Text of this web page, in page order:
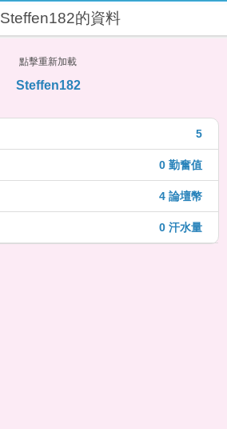
Steffen182的資料
點擊重新加載
Steffen182
5
0 勤奮值
4 論壇幣
0 汗水量